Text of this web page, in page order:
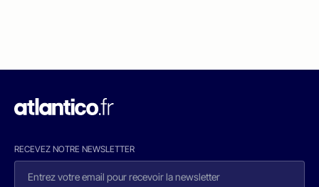
RECEVEZ NOTRE NEWSLETTER